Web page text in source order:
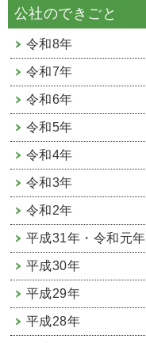
公社のできごと
令和8年
令和7年
令和6年
令和5年
令和4年
令和3年
令和2年
平成31年・令和元年
平成30年
平成29年
平成28年